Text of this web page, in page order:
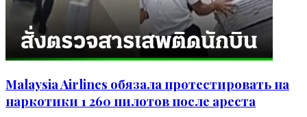
Malaysia Airlines обязала протестировать на
наркотики 1 260 пилотов после ареста